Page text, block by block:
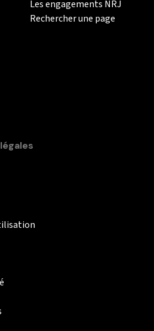
Les engagements NRJ
Rechercher une page